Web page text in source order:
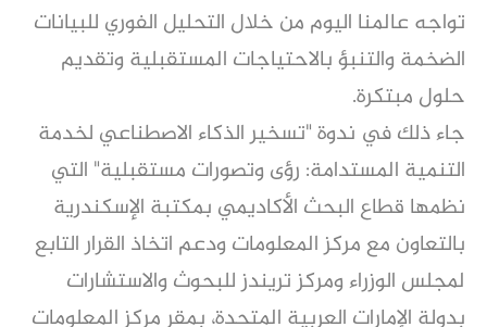
تواجه عالمنا اليوم من خلال التحليل الفوري للبيانات
الضخمة والتنبؤ بالاحتياجات المستقبلية وتقديم
حلول مبتكرة.
جاء ذلك في ندوة "تسخير الذكاء الاصطناعي لخدمة
التنمية المستدامة: رؤى وتصورات مستقبلية" التي
نظمها قطاع البحث الأكاديمي بمكتبة الإسكندرية
بالتعاون مع مركز المعلومات ودعم اتخاذ القرار التابع
لمجلس الوزراء ومركز تريندز للبحوث والاستشارات
بدولة الإمارات العربية المتحدة، بمقر مركز المعلومات